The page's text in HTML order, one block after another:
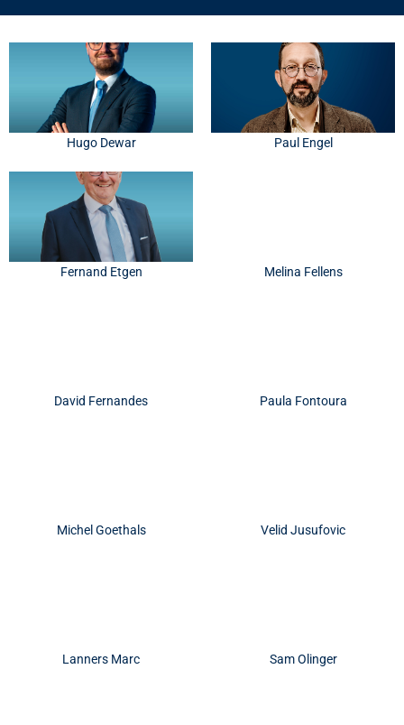
Hugo Dewar Paul Engel
Fernand Etgen Melina Fellens
David Fernandes Paula Fontoura
Michel Goethals Velid Jusufovic
Lanners Marc Sam Olinger